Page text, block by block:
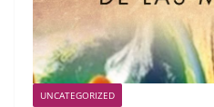
UNCATEGORIZED